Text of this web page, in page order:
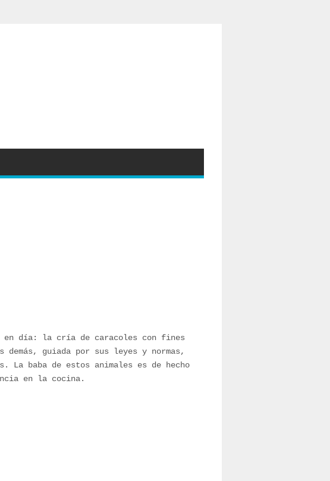
en día: la cría de caracoles con fines
demás, guiada por sus leyes y normas,
baba de estos animales es de hecho
en la cocina.